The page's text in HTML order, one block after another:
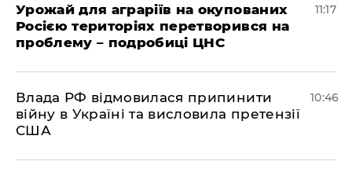
Урожай для аграріїв на окупованих
Росією територіях перетворився на
проблему – подробиці ЦНС
11:17
Влада РФ відмовилася припинити
війну в Україні та висловила претензії
США
10:46